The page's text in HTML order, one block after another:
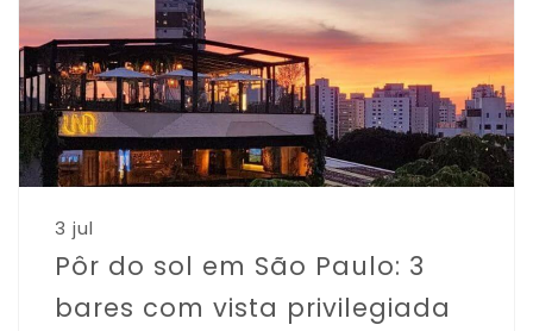
3 jul
Pôr do sol em São Paulo: 3
bares com vista privilegiada